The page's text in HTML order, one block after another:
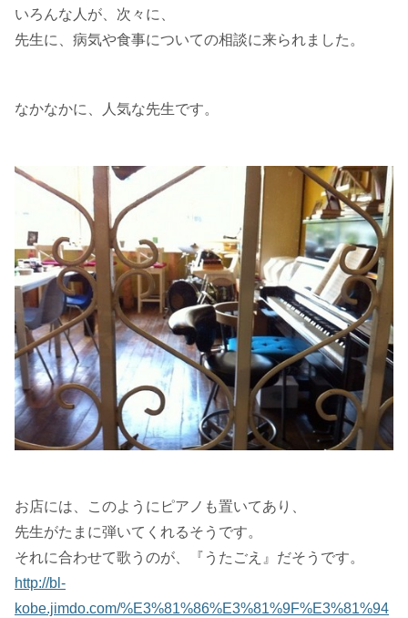
いろんな人が、次々に、
先生に、病気や食事についての相談に来られました。
なかなかに、人気な先生です。
お店には、このようにピアノも置いてあり、
先生がたまに弾いてくれるそうです。
それに合わせて歌うのが、『うたごえ』だそうです。
http://bl-
kobe.jimdo.com/%E3%81%86%E3%81%9F%E3%81%94